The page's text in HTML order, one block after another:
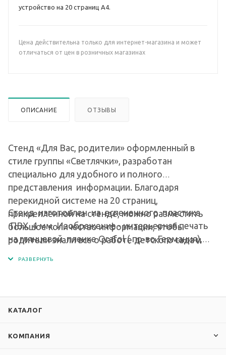
устройство на 20 страниц А4.
Цена действительна только для интернет-магазина и может
отличаться от цен в розничных магазинах
ОПИСАНИЕ ОТЗЫВЫ
Стенд «Для Вас, родители» оформленный в
стиле группы «Светлячки», разработан
специально для удобного и полного
представления информации. Благодаря
перекидной системе на 20 страниц,
прикрепленной на стенде, можно разместить
большое количество информации, чтобы
родители знали все о работе детского сада и
Стенд изготовлен из вспененного пластика
ПВХ 4 мм. Изображение - интерьерная печать
на глянцевой пленке Orafol ( пр-во Германия),
КАТАЛОГ
КОМПАНИЯ